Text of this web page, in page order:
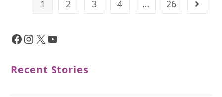
1 2 3 4 … 26
Recent Stories